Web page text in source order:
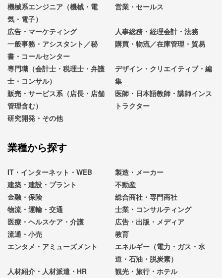
機械系エンジニア（機械・電
気・電子）
営業・セールス
広告・マーケティング
人事総務・経理会計・法務
一般事務・アシスタント／秘
書・コールセンター
購買・物流／在庫管理・貿易
専門職（会計士・税理士・弁護
士・コンサル）
デザイン・クリエイティブ・編
集
販売・サービス系（店長・店舗
管理含む）
医師・日本語教師・講師インス
トラクター
研究開発・その他
業種から探す
IT・インターネット・WEB
製造・メーカー
建築・建設・プラント
不動産
金融・保険
総合商社・専門商社
物流・運輸・交通
士業・コンサルティング
医療・ヘルスケア・介護
広告・出版・メディア
流通・小売
教育
エンタメ・アミューズメント
エネルギー（電力・ガス・水
道・石油・脱炭素）
人材紹介・人材派遣・HR
観光・旅行・ホテル